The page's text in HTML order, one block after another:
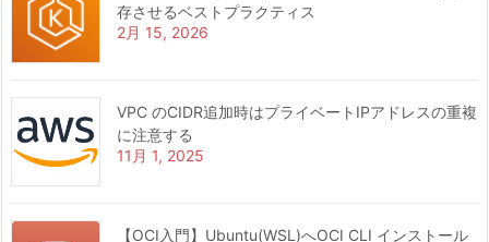
存させるベストプラクティス
2月 15, 2026
VPC のCIDR追加時はプライベートIPアドレスの重複
に注意する
11月 1, 2025
【OCI入門】Ubuntu(WSL)へOCI CLI インストール